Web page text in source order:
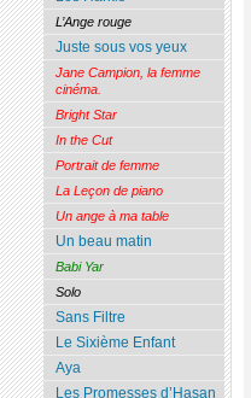
L’Ange rouge
Juste sous vos yeux
Jane Campion, la femme
cinéma.
Bright Star
In the Cut
Portrait de femme
La Leçon de piano
Un ange à ma table
Un beau matin
Babi Yar
Solo
Sans Filtre
Le Sixième Enfant
Aya
Les Promesses d’Hasan